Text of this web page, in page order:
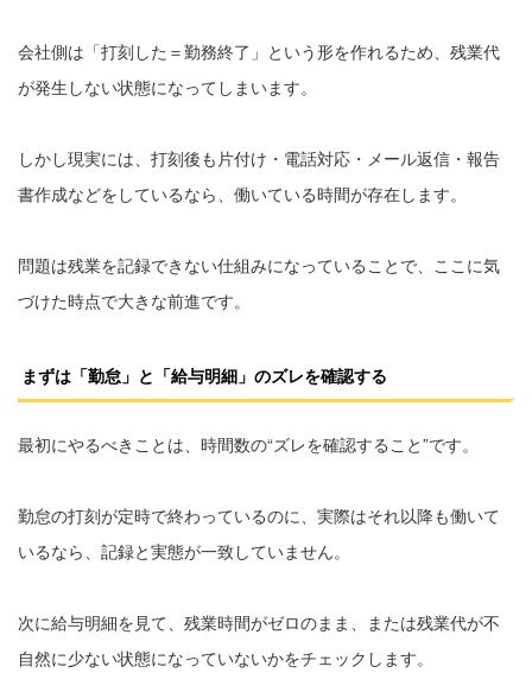
会社側は「打刻した＝勤務終了」という形を作れるため、残業代
が発生しない状態になってしまいます。
しかし現実には、打刻後も片付け・電話対応・メール返信・報告
書作成などをしているなら、働いている時間が存在します。
問題は残業を記録できない仕組みになっていることで、ここに気
づけた時点で大きな前進です。
まずは「勤怠」と「給与明細」のズレを確認する
最初にやるべきことは、時間数の“ズレを確認すること”です。
勤怠の打刻が定時で終わっているのに、実際はそれ以降も働いて
いるなら、記録と実態が一致していません。
次に給与明細を見て、残業時間がゼロのまま、または残業代が不
自然に少ない状態になっていないかをチェックします。